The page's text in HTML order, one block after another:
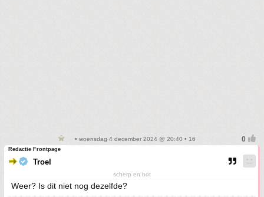
• woensdag 4 december 2024 @ 20:40 • 16
Redactie Frontpage
Troel
scherp en bot
Weer? Is dit niet nog dezelfde?